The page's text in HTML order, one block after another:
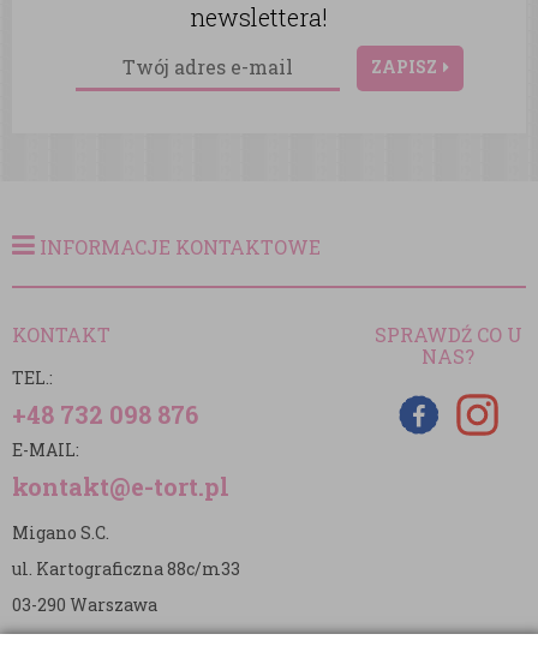
newslettera!
ZAPISZ
INFORMACJE KONTAKTOWE
KONTAKT
TEL.:
+48 732 098 876
E-MAIL:
kontakt@e-tort.pl
Migano S.C.
ul. Kartograficzna 88c/m33
03-290 Warszawa
NIP: 5242813637
SPRAWDŹ CO U
NAS?